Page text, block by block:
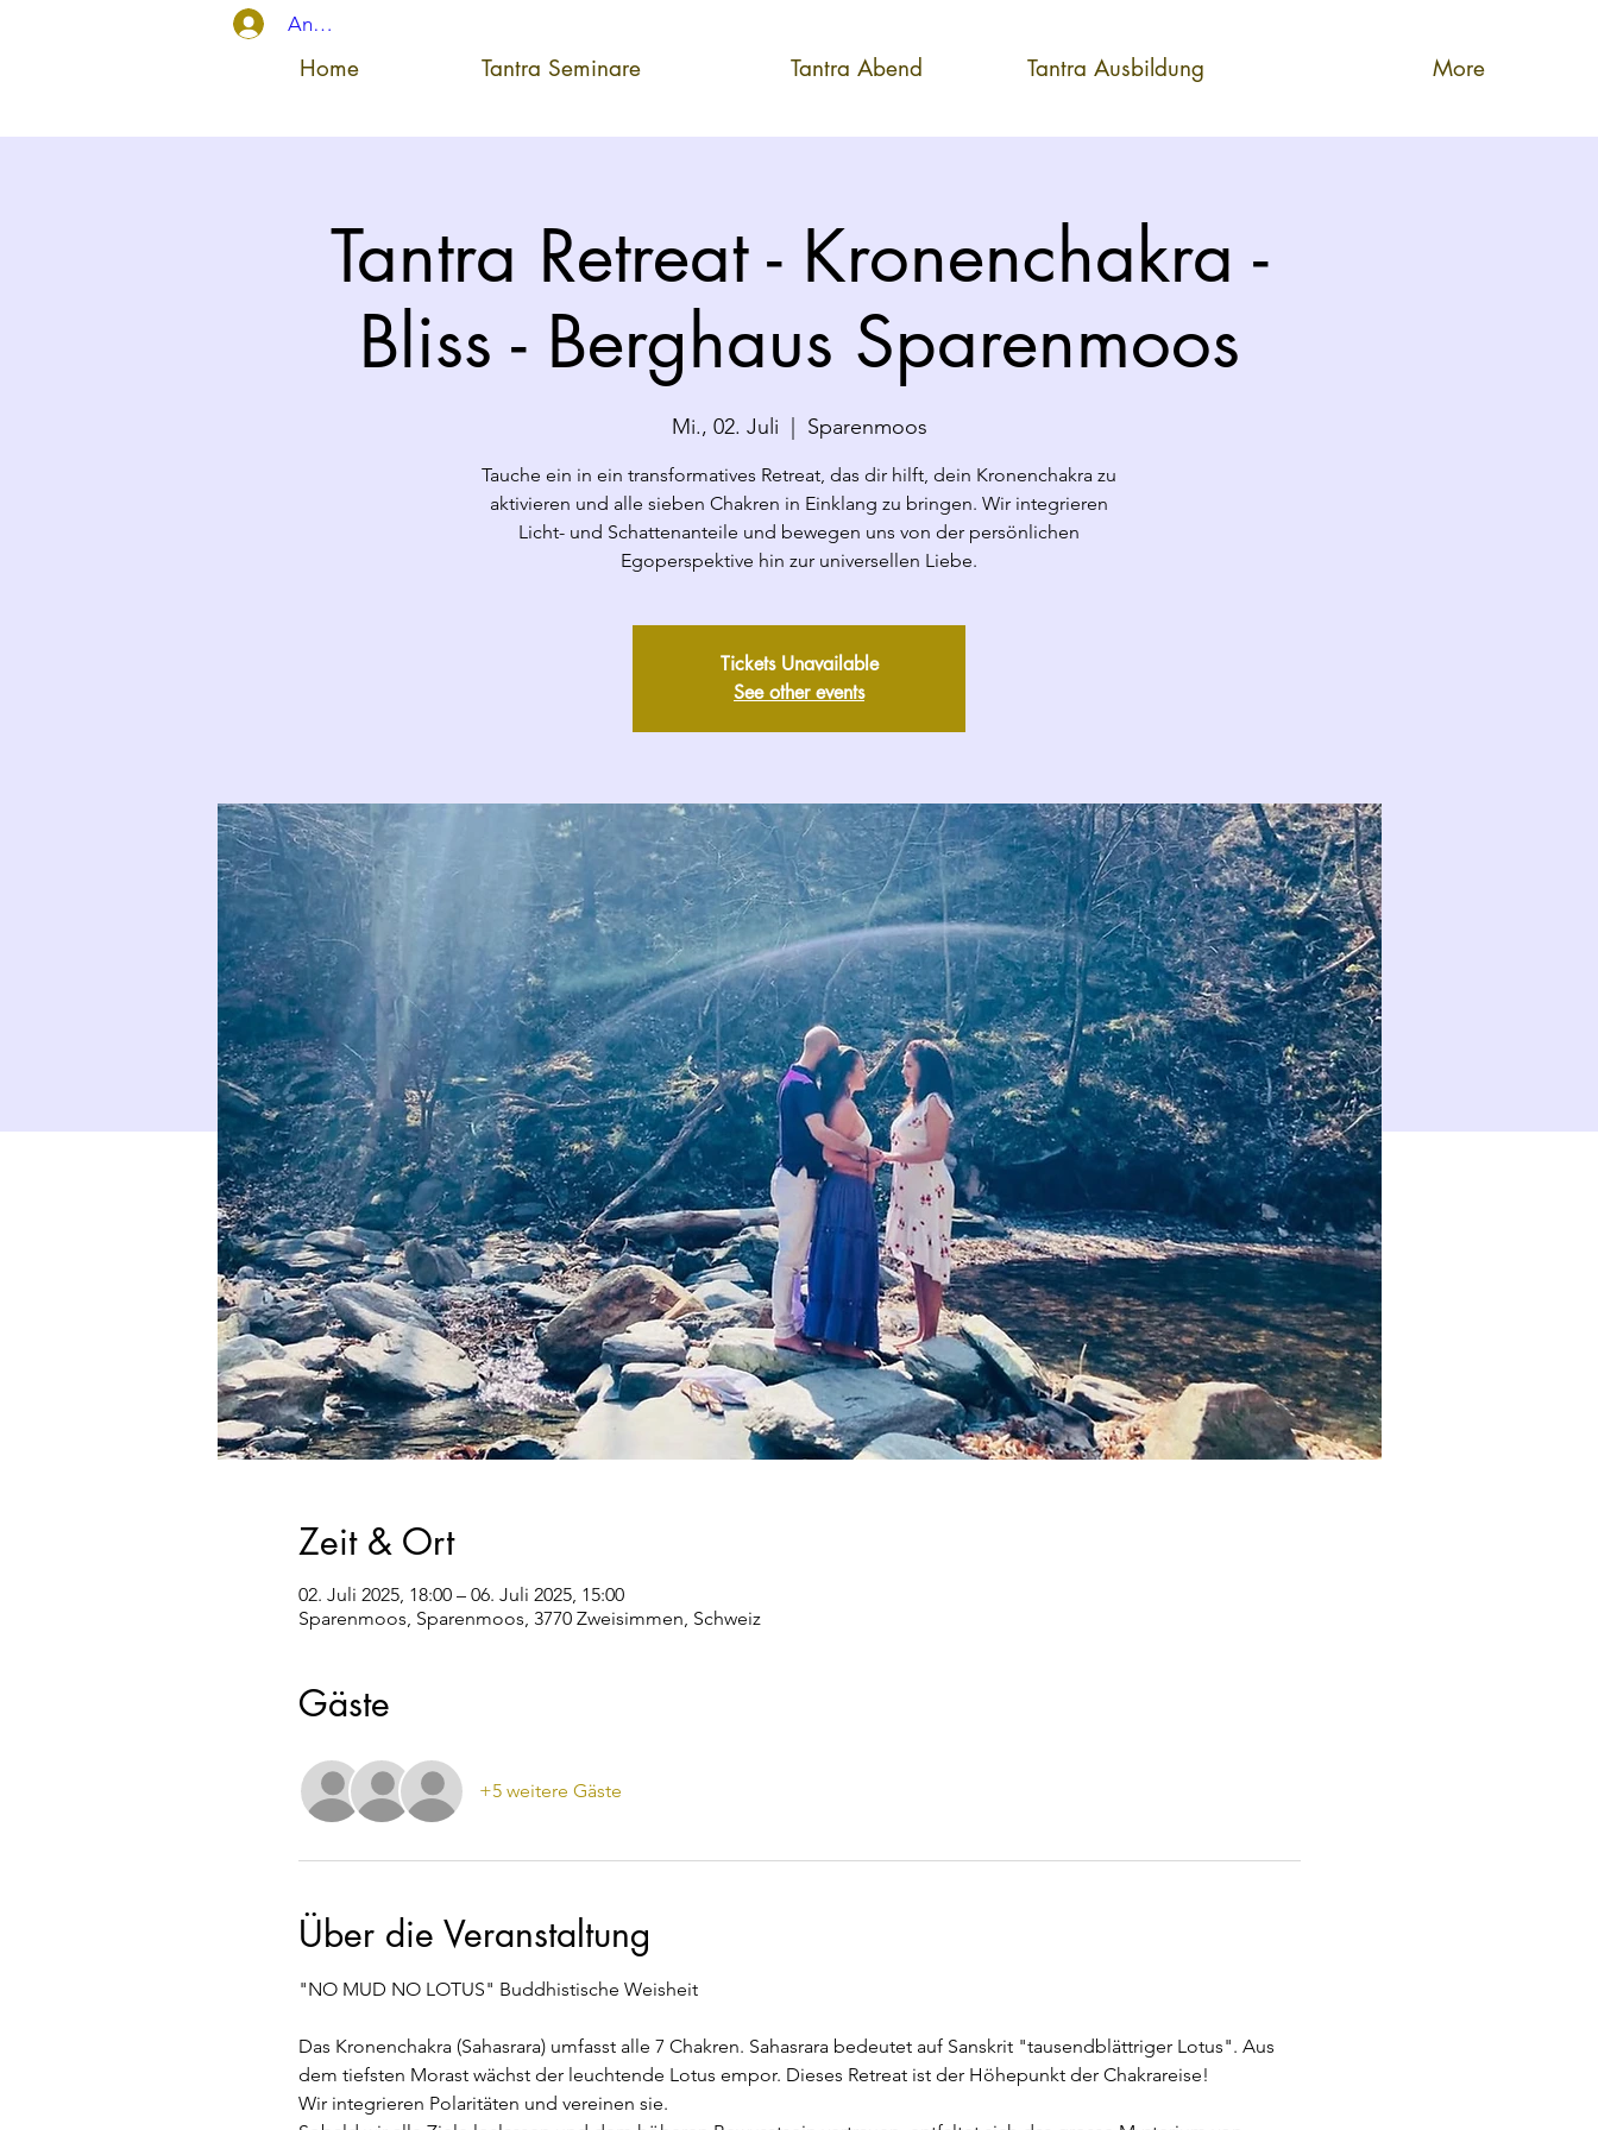
Anmelden
Home Tantra Seminare Tantra Abend Tantra Ausbildung More
Tantra Retreat - Kronenchakra -
Bliss - Berghaus Sparenmoos
Mi., 02. Juli Sparenmoos
Tauche ein in ein transformatives Retreat, das dir hilft, dein Kronenchakra zu
aktivieren und alle sieben Chakren in Einklang zu bringen. Wir integrieren
Licht- und Schattenanteile und bewegen uns von der persönlichen
Egoperspektive hin zur universellen Liebe.
Tickets Unavailable
See other events
Zeit & Ort
02. Juli 2025, 18:00 – 06. Juli 2025, 15:00
Sparenmoos, Sparenmoos, 3770 Zweisimmen, Schweiz
Gäste
+5 weitere Gäste
Über die Veranstaltung
"NO MUD NO LOTUS" Buddhistische Weisheit
Das Kronenchakra (Sahasrara) umfasst alle 7 Chakren. Sahasrara bedeutet auf Sanskrit "tausendblättriger Lotus". Aus
dem tiefsten Morast wächst der leuchtende Lotus empor. Dieses Retreat ist der Höhepunkt der Chakrareise!
Wir integrieren Polaritäten und vereinen sie.